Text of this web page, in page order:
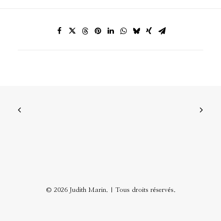
© 2026 Judith Marin. | Tous droits réservés.